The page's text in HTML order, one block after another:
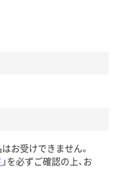
お受けできません。
」を必ずご確認の上、お